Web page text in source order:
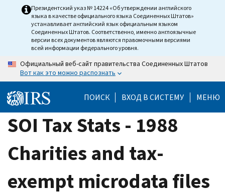
Президентский указ № 14224 «Об утверждении английского
языка в качестве официального языка Соединенных Штатов»
устанавливает английский язык официальным языком
Соединенных Штатов. Соответственно, именно англоязычные
версии всех документов являются правомочными версиями
всей информации федерального уровня.
Официальный веб-сайт правительства Соединенных Штатов
Вот как это можно распознать
ПОИСК ВХОД В СИСТЕМУ МЕНЮ
SOI Tax Stats - 1988
Charities and tax-
exempt microdata files